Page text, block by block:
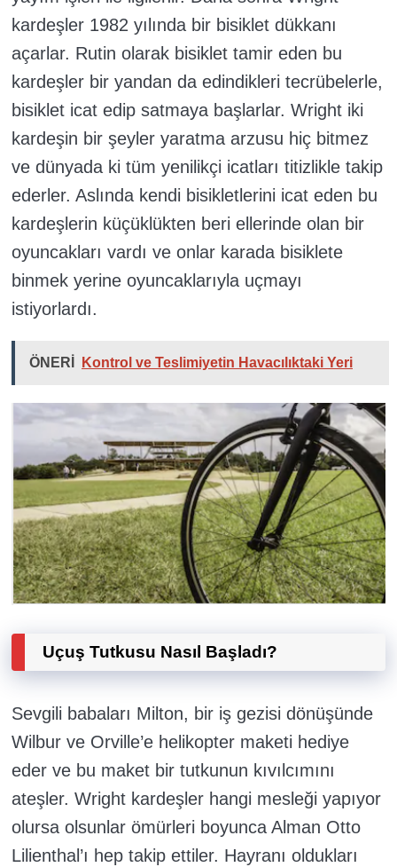
kardeşler 1982 yılında bir bisiklet dükkanı
açarlar. Rutin olarak bisiklet tamir eden bu
kardeşler bir yandan da edindikleri tecrübelerle,
bisiklet icat edip satmaya başlarlar. Wright iki
kardeşin bir şeyler yaratma arzusu hiç bitmez
ve dünyada ki tüm yenilikçi icatları titizlikle takip
ederler. Aslında kendi bisikletlerini icat eden bu
kardeşlerin küçüklükten beri ellerinde olan bir
oyuncakları vardı ve onlar karada bisiklete
binmek yerine oyuncaklarıyla uçmayı
istiyorlardı.
ÖNERİ Kontrol ve Teslimiyetin Havacılıktaki Yeri
Uçuş Tutkusu Nasıl Başladı?
Sevgili babaları Milton, bir iş gezisi dönüşünde
Wilbur ve Orville’e helikopter maketi hediye
eder ve bu maket bir tutkunun kıvılcımını
ateşler. Wright kardeşler hangi mesleği yapıyor
olursa olsunlar ömürleri boyunca Alman Otto
Lilienthal’ı hep takip ettiler. Hayranı oldukları